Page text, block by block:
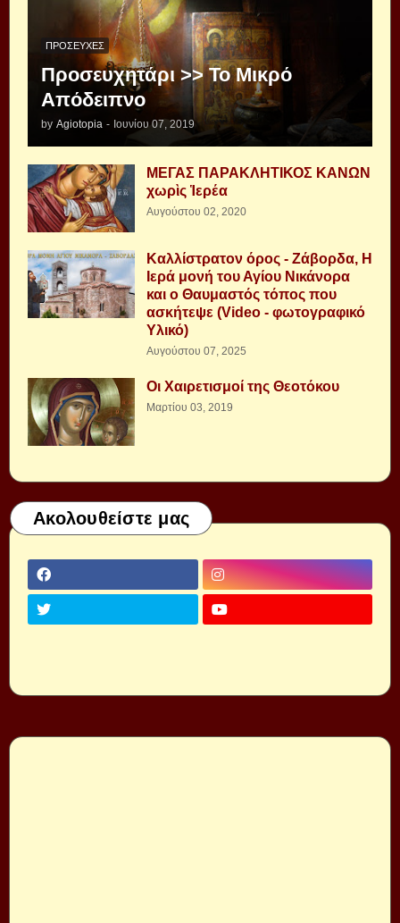
ΠΡΟΣΕΥΧΈΣ
Προσευχητάρι >> Το Μικρό
Απόδειπνο
by Agiotopia - Ιουνίου 07, 2019
ΜΕΓΑΣ ΠΑΡΑΚΛΗΤΙΚΟΣ ΚΑΝΩΝ
χωρὶς Ἱερέα
Αυγούστου 02, 2020
Καλλίστρατον όρος - Ζάβορδα, Η
Ιερά μονή του Αγίου Νικάνορα
και ο Θαυμαστός τόπος που
ασκήτεψε (Video - φωτογραφικό
Υλικό)
Αυγούστου 07, 2025
Οι Χαιρετισμοί της Θεοτόκου
Μαρτίου 03, 2019
Ακολουθείστε μας